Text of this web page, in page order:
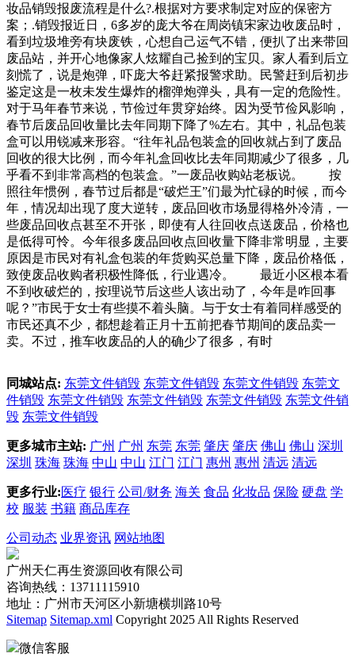
妆品销毁报废流程是什么?.根据对方要求制定对应的保密方
案；.销毁报近日，6多岁的庞大爷在周岗镇宋家边收废品时，
看到垃圾堆旁有块废铁，心想自己运气不错，便扒了出来带回
废品站，并开心地像家人炫耀自己捡到的宝贝。家人看到后立
刻慌了，说是炮弹，吓庞大爷赶紧报警求助。民警赶到后初步
鉴定这是一枚未发生爆炸的榴弹炮弹头，具有一定的危险性。
对于马年春节来说，节俭过年贯穿始终。因为受节俭风影响，
春节后废品回收量比去年同期下降了%左右。其中，礼品包装
盒可以用锐减来形容。“往年礼品包装盒的回收就占到了废品
回收的很大比例，而今年礼盒回收比去年同期减少了很多，几
乎看不到非常高档的包装盒。”一废品收购站老板说。 按
照往年惯例，春节过后都是“破烂王”们最为忙碌的时候，而今
年，情况却出现了度大逆转，废品回收市场显得格外冷清，一
些废品回收点甚至不开张，即使有人往回收点送废品，价格也
是低得可怜。今年很多废品回收点回收量下降非常明显，主要
原因是市民对有礼盒包装的年货购买总量下降，废品价格低，
致使废品收购者积极性降低，行业遇冷。 最近小区根本看
不到收破烂的，按理说节后这些人该出动了，今年是咋回事
呢？”市民于女士有些摸不着头脑。与于女士有着同样感受的
市民还真不少，都想趁着正月十五前把春节期间的废品卖一
卖。不过，推车收废品的人的确少了很多，有时
同城站点: 东莞文件销毁 东莞文件销毁 东莞文件销毁 东莞文
件销毁 东莞文件销毁 东莞文件销毁 东莞文件销毁 东莞文件销
毁 东莞文件销毁
更多城市主站: 广州 广州 东莞 东莞 肇庆 肇庆 佛山 佛山 深圳
深圳 珠海 珠海 中山 中山 江门 江门 惠州 惠州 清远 清远
更多行业: 医疗 银行 公司/财务 海关 食品 化妆品 保险 硬盘 学
校 服装 书籍 商品库存
公司动态 业界资讯 网站地图
广州天仁再生资源回收有限公司
咨询热线：13711115910
地址：广州市天河区小新塘横圳路10号
Sitemap Sitemap.xml Copyright 2025 All Rights Reserved
微信客服